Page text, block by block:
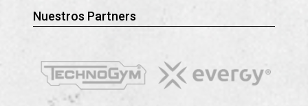
Nuestros Partners